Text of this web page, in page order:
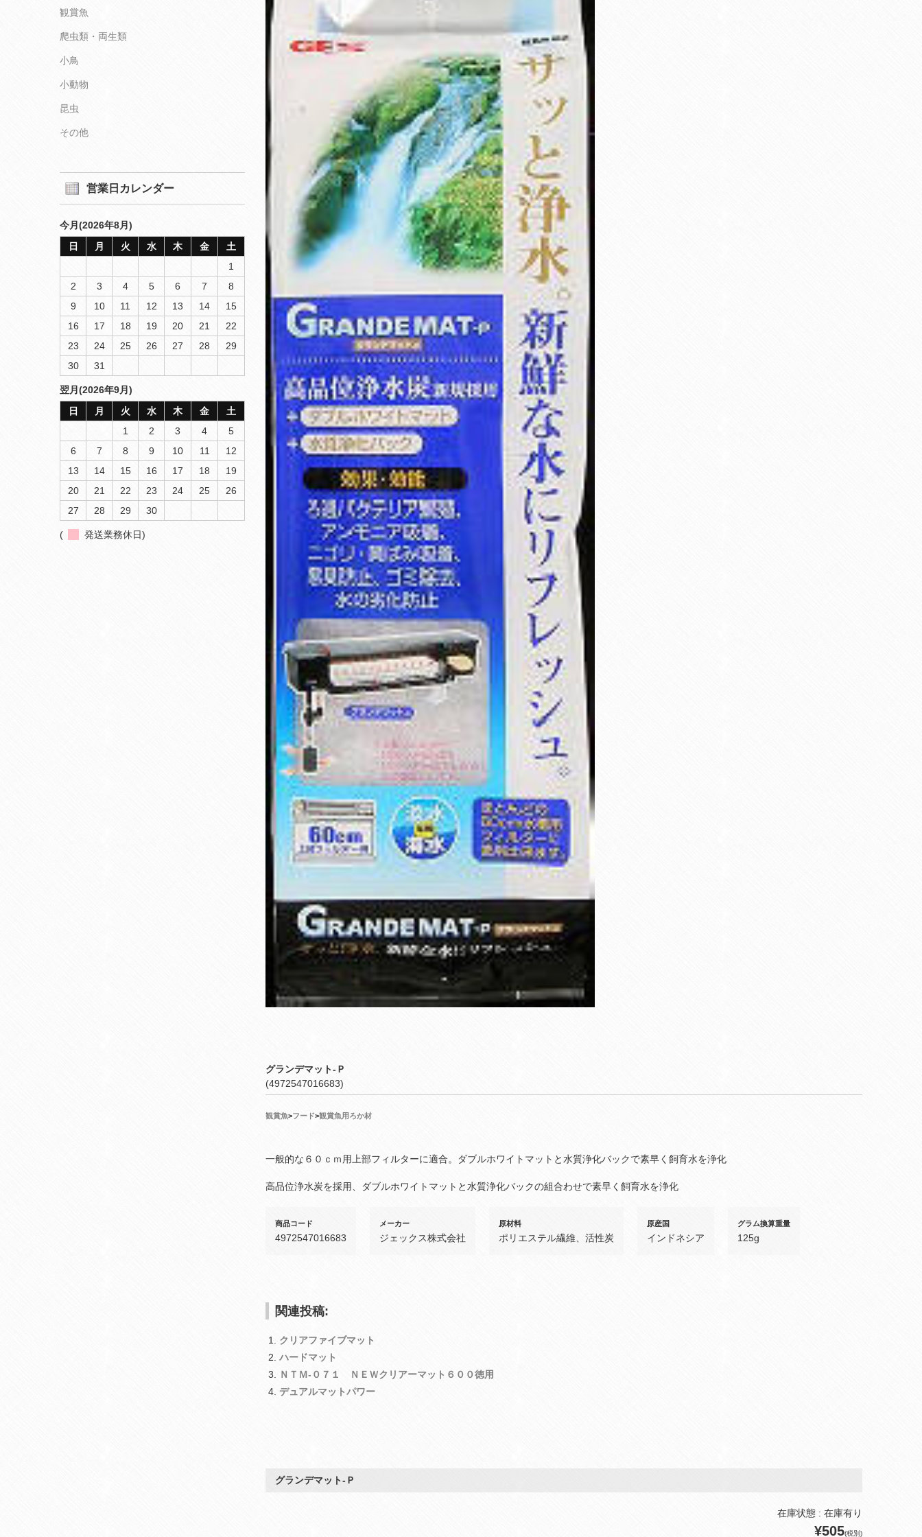
グランデマット‐Ｐ
(4972547016683)
観賞魚>フード>観賞魚用ろか材
一般的な６０ｃｍ用上部フィルターに適合。ダブルホワイトマットと水質浄化バックで素早く飼育水を浄化
高品位浄水炭を採用、ダブルホワイトマットと水質浄化バックの組合わせで素早く飼育水を浄化
商品コード
4972547016683
メーカー
ジェックス株式会社
原材料
ポリエステル繊維、活性炭
原産国
インドネシア
グラム換算重量
125g
関連投稿:
クリアファイブマット
ハードマット
ＮＴＭ‐０７１ ＮＥＷクリアーマット６００徳用
デュアルマットパワー
グランデマット‐Ｐ
在庫状態 : 在庫有り
¥505(税別)
観賞魚
爬虫類・両生類
小鳥
小動物
昆虫
その他
営業日カレンダー
今月(2026年8月)
日
月 火 水 木 金
土
1
2
3 4 5 6 7
8
9
10 11 12 13 14
15
16
17 18 19 20 21
22
23
24 25 26 27 28
29
30
31
翌月(2026年9月)
日
月 火 水 木 金
土
1
2 3 4
5
6
7 8 9 10 11
12
13
14 15 16 17 18
19
20
21 22 23 24 25
26
27
28 29 30
( 発送業務休日)